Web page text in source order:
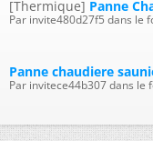
[Thermique] Panne
Par invite480d27f5 dans le
Panne chaudiere
Par invitece44b307 dans le